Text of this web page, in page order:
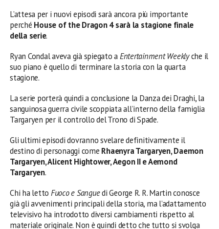
L’attesa per i nuovi episodi sarà ancora più importante
perché House of the Dragon 4 sarà la stagione finale
della serie.
Ryan Condal aveva già spiegato aEntertainment Weeklyche il
suo piano è quello di terminare la storia con la quarta
stagione.
La serie porterà quindi a conclusione la Danza dei Draghi, la
sanguinosa guerra civile scoppiata all’interno della famiglia
Targaryen per il controllo del Trono di Spade.
Gli ultimi episodi dovranno svelare definitivamente il
destino di personaggi come Rhaenyra Targaryen, Daemon
Targaryen, Alicent Hightower, Aegon II e Aemond
Targaryen.
Chi ha letto Fuoco e Sanguedi George R. R. Martin conosce
già gli avvenimenti principali della storia, ma l’adattamento
televisivo ha introdotto diversi cambiamenti rispetto al
materiale originale. Non è quindi detto che tutto si svolga